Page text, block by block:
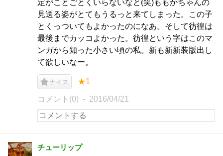
定がことごとくいらないなと(笑)ももかちゃんの
見送る姿がとてもうるっと来てしまった。この子
とくっついてもよかったのになあ。そして彷徨は
最後までカッコよかった。彷徨という字はこのマ
ンガから知った小さい頃の私。新も新新装版出し
て欲しいなー。
ナイス ★1
コメント(0) 2016/04/21
チューリップ